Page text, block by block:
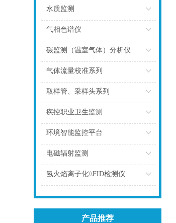
水质监测
气相色谱仪
点击
碳监测（温室气体）分析仪
气体流量校准系列
取样管、采样头系列
疾控职业卫生监测
环境智能监控平台
电磁辐射监测
点击
氢火焰离子化\\FID检测仪
产品推荐